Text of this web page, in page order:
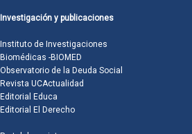
Investigación y publicaciones
Instituto de Investigaciones
Biomédicas -BIOMED
Observatorio de la Deuda Social
Revista UCActualidad
Editorial Educa
Editorial El Derecho